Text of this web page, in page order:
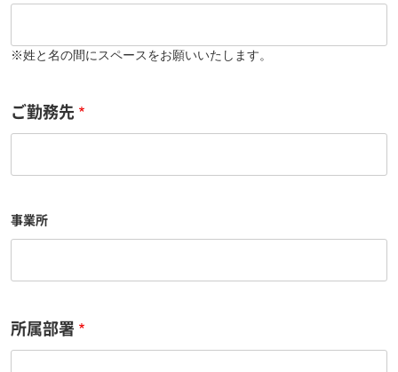
※姓と名の間にスペースをお願いいたします。
ご勤務先
事業所
所属部署